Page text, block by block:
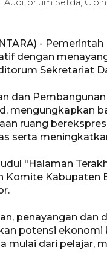
Auditorium Setda,
-
dengan
Sekretariat
dan
mengungkapkan
ruang
serta
"Halaman
Komite Kabupaten
penayangan dan
potensi
mulai dari pelajar,